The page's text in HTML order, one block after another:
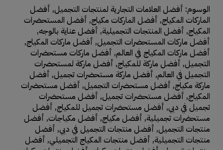
الوسوم: أفضل العلامات التجارية لمنتجات التجميل, أفضل
الماركات المكياج, أفضل الماركات مكياج, أفضل المستحضرات
المكياج, أفضل المنتجات التجميلية, أفضل عناية بالوجه,
أفضل ماركات المستحضرات التجميل, أفضل ماركات المكياج,
أفضل ماركات المكياج في العالم, أفضل ماركات مستحضرات
التجميل, أفضل ماركة للمكياج, أفضل ماركة لمستحضرات
التجميل في العالم, أفضل ماركة مستحضرات تجميل, أفضل
ماركة مكياج, أفضل مستحضرات التجميل, أفضل مستحضرات
المكياج, أفضل مستحضرات تجميل, أفضل مستحضرات
تجميل في دبي, أفضل مستحضرات تجميل للمكياج, أفضل
مستحضرات تجميلية, أفضل مكياج, أفضل مكياجات, أفضل
منتجات التجميل, أفضل منتجات التجميل في دبي, أفضل
منتجات التجميلية, أفضل منتجات المكياج التجميلي, أفضل